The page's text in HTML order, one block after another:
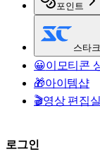
포인트
스타
😀이모티콘
🎁아이템샵
🎬영상 편집실
로그인